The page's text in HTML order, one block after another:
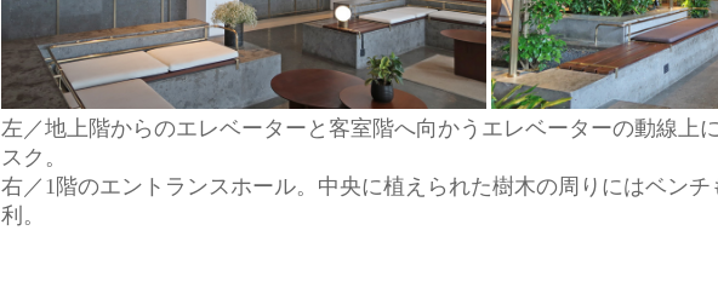
左／地上階からのエレベーターと客室階へ向かうエレベーターの動線上
スク。
右／1階のエントランスホール。中央に植えられた樹木の周りにはベン
利。